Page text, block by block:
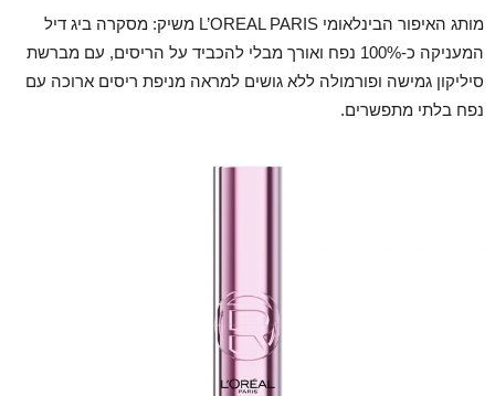
מותג האיפור הבינלאומי L’OREAL PARIS משיק: מסקרה ביג דיל
המעניקה כ-100% נפח ואורך מבלי להכביד על הריסים, עם מברשת
סיליקון גמישה ופורמולה ללא גושים למראה מניפת ריסים ארוכה עם
נפח בלתי מתפשרים.